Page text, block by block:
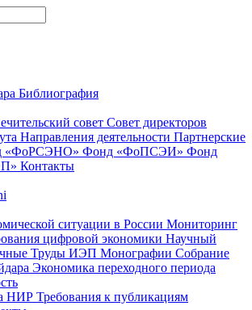
Библиография
совет Совет директоров
Направления деятельности Партнерские
«ФоРСЭНО» Фонд «ФоПСЭИ» Фонд
Контакты
ситуации в России Мониторинг
цифровой экономики Научный
Труды ИЭП Монографии Собрание
Экономика переходного периода
НИР Требования к публикациям